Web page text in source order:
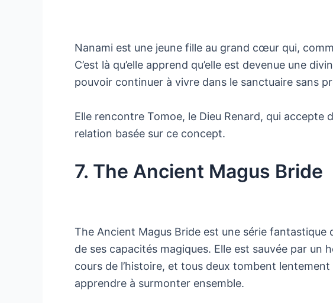
Nanami est une jeune fille au grand cœur qui,
C’est là qu’elle apprend qu’elle est devenue une
pouvoir continuer à vivre dans le sanctuaire sans
Elle rencontre Tomoe, le Dieu Renard, qui
relation basée sur ce concept.
7. The Ancient Magus Bride
The Ancient Magus Bride est une série fantastique
de ses capacités magiques. Elle est sauvée par un
cours de l’histoire, et tous deux tombent
apprendre à surmonter ensemble.